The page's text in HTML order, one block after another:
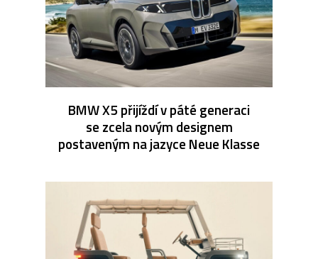
BMW X5 přijíždí v páté generaci
se zcela novým designem
postaveným na jazyce Neue Klasse